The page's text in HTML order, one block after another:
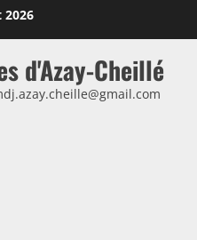
2026
d'Azay-Cheillé